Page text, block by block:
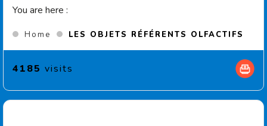
You are here :
Home LES OBJETS RÉFÉRENTS OLFACTIFS
4185 visits